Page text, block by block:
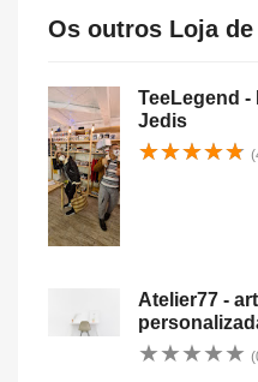
Os outros Loja
TeeLegend -
Jedis
★★★★★
★★★★★
Atelier77 -
★★★★★
★★★★★